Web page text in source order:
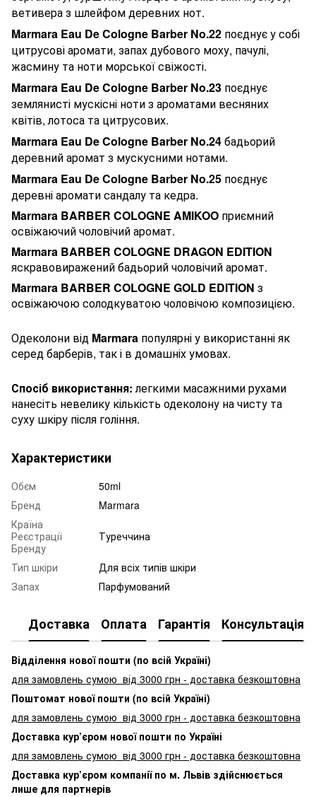
ветивера з шлейфом деревних нот.
Marmara Eau De Cologne Barber No.22 поєднує у собі
цитрусові аромати, запах дубового моху, пачулі,
жасмину та ноти морської свіжості.
Marmara Eau De Cologne Barber No.23 поєднує
землянисті мускісні ноти з ароматами весняних
квітів, лотоса та цитрусових.
Marmara Eau De Cologne Barber No.24бадьорий
деревний аромат з мускусними нотами.
Marmara Eau De Cologne Barber No.25 поєднує
деревні аромати сандалу та кедра.
Marmara BARBER COLOGNE AMIKOO приємний
освіжаючий чоловічий аромат.
Marmara BARBER COLOGNE DRAGON EDITION
яскравовиражений бадьорий чоловічий аромат.
Marmara BARBER COLOGNE GOLD EDITION з
освіжаючою солодкуватою чоловічою композицією.
Одеколони від Marmara популярні у використанні як
серед барберів, так і в домашніх умовах.
Спосіб використання: легкими масажними рухами
нанесіть невелику кількість одеколону на чисту та
суху шкіру після гоління.
Характеристики
Обєм
50ml
Бренд
Marmara
Країна
Реєстрації
Бренду
Туреччина
Тип шкіри
Для всіх типів шкіри
Запах
Парфумований
Доставка Оплата Гарантія Консультація
Відділення нової пошти (по всій Україні)
для замовлень сумою від 3000 грн - доставка безкоштовна
Поштомат нової пошти (по всій Україні)
для замовлень сумою від 3000 грн - доставка безкоштовна
Доставка кур’єром нової пошти по Україні
для замовлень сумою від 3000 грн - доставка безкоштовна
Доставка кур’єром компанії по м. Львів здійснюється
лише для партнерів